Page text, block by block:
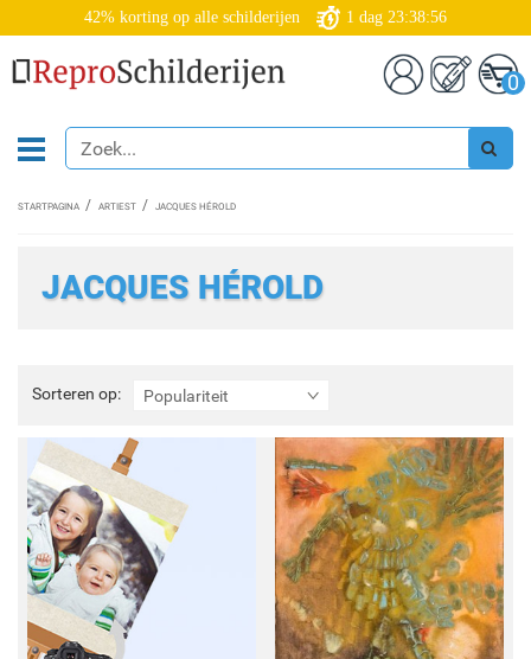
42% korting op alle schilderijen 1 dag 23:38:54
0
STARTPAGINA ARTIEST JACQUES HÉROLD
JACQUES HÉROLD
Sorteren op: Populariteit
Sorteren
op: